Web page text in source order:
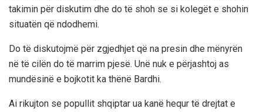
takimin për diskutim dhe do të shoh se si kolegët e shohin
situatën që ndodhemi.
Do të diskutojmë për zgjedhjet që na presin dhe mënyrën
në të cilën do të marrim pjesë. Unë nuk e përjashtoj as
mundësinë e bojkotit ka thënë Bardhi.
Ai rikujton se popullit shqiptar ua kanë hequr të drejtat e